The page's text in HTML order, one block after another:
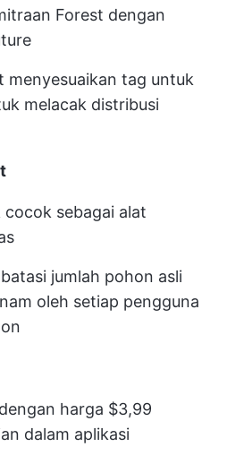
Forest dengan
menyesuaikan tag untuk
melacak distribusi
sebagai alat
jumlah pohon asli
oleh setiap pengguna
harga $3,99
dalam aplikasi